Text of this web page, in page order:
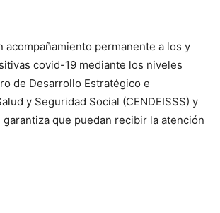
acompañamiento permanente a los y
covid-19 mediante los niveles
de Desarrollo Estratégico e
y Seguridad Social (CENDEISSS) y
que puedan recibir la atención